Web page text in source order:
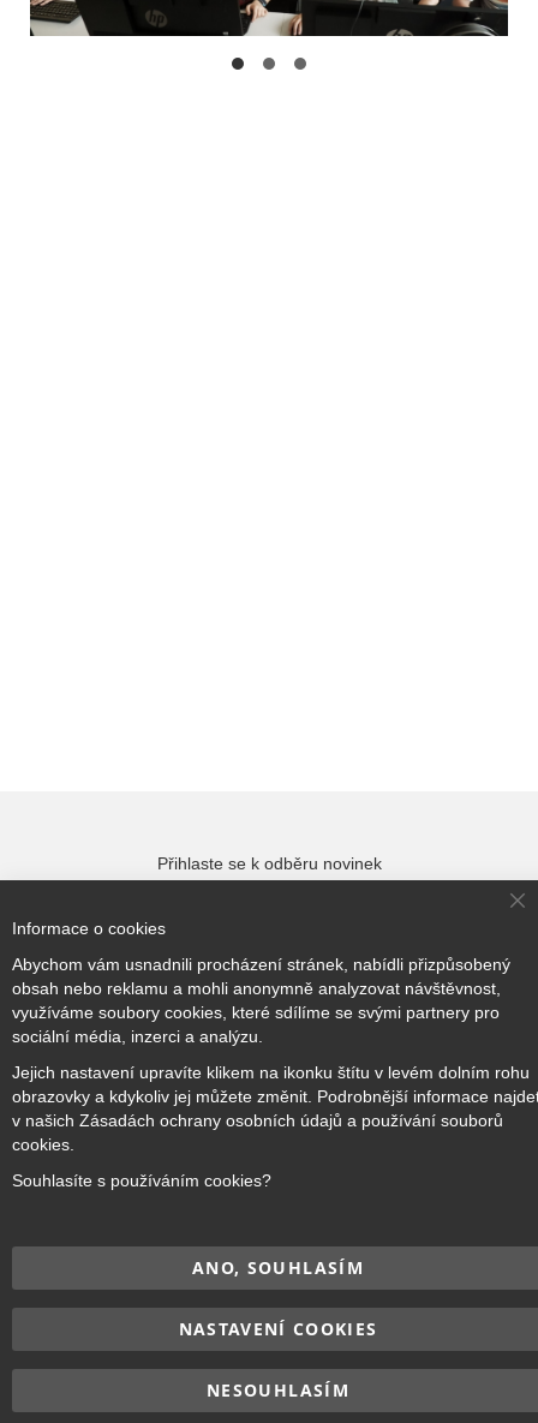
Přihlaste se k odběru novinek
Přihlásit odběr
Copyright © 2017–2026BRIDGE Academy , Všechna práva
vyhrazena.
Informace o cookies
Abychom vám usnadnili procházení stránek, nabídli přizpůsobený
obsah nebo reklamu a mohli anonymně analyzovat návštěvnost,
využíváme soubory cookies, které sdílíme se svými partnery pro
sociální média, inzerci a analýzu.
Jejich nastavení upravíte klikem na ikonku štítu v levém dolním rohu
obrazovky a kdykoliv jej můžete změnit. Podrobnější informace
v našich Zásadách ochrany osobních údajů a používání souborů
cookies.
Souhlasíte s používáním cookies?
ANO, SOUHLASÍM
NASTAVENÍ COOKIES
NESOUHLASÍM